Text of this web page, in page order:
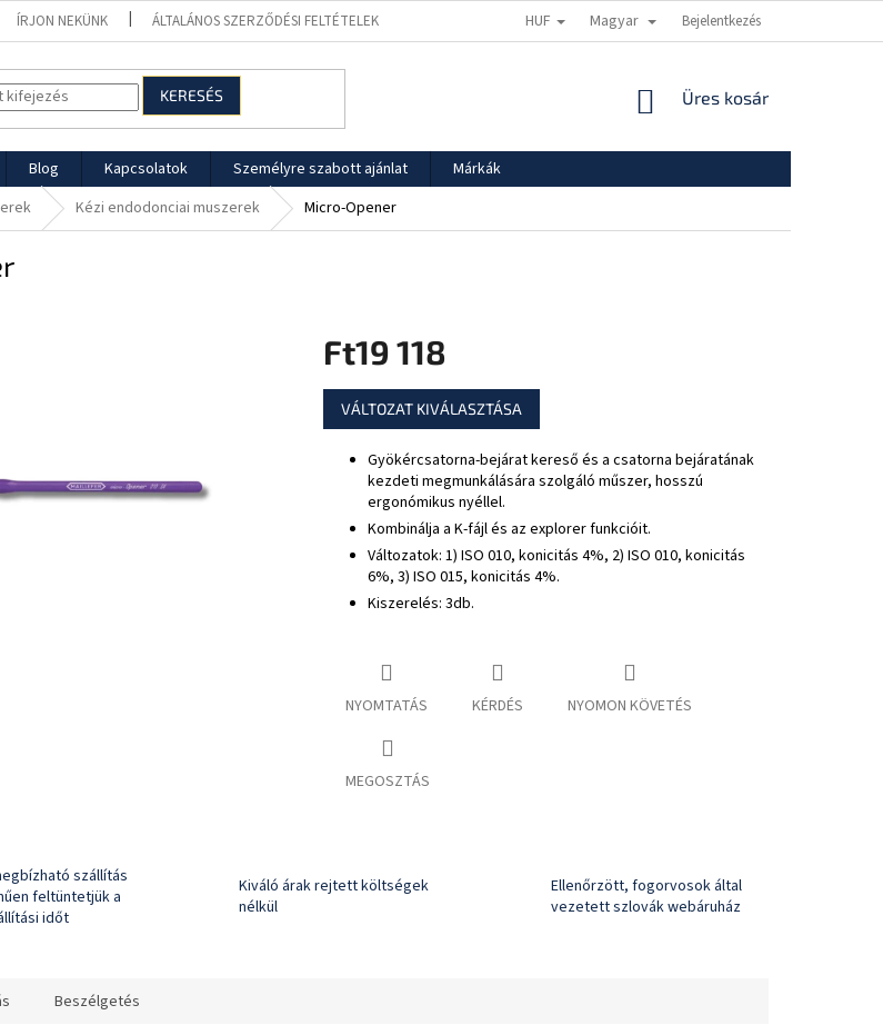
ÍRJON NEKÜNK ÁLTALÁNOS SZERZŐDÉSI FELTÉTELEK ADATVÉDELMI TÁJÉKOZTATÓ SZÁLLÍTÁS ÉS FIZETÉS
HUF Magyar Bejelentkezés
KERESÉS KOSÁR
Üres kosár
Blog Kapcsolatok Személyre szabott ajánlat
Márkák
Kézi endodonciai muszerek Micro-Opener
Ft19 118
Egységár:
VÁLTOZAT KIVÁLASZTÁSA
Gyökércsatorna-bejárat kereső és a csatorna bejáratának
kezdeti megmunkálására szolgáló műszer, hosszú
ergonómikus nyéllel.
Kombinálja a K-fájl és az explorer funkcióit.
Változatok: 1) ISO 010, konicitás 4%, 2) ISO 010, konicitás
6%, 3) ISO 015, konicitás 4%.
Kiszerelés: 3db.
NYOMTATÁS KÉRDÉS NYOMON KÖVETÉS
MEGOSZTÁS
szállítás
feltüntetjük a
időt
Kiváló árak rejtett költségek
nélkül
Ellenőrzött, fogorvosok által
vezetett szlovák webáruház
Beszélgetés